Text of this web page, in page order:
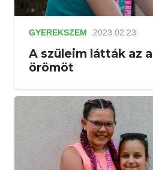
GYEREKSZEM 2023.02.23.
A szüleim látták az
örömöt